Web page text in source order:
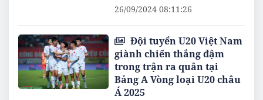
26/09/2024 08:11:26
Đội tuyển U20 Việt Nam
giành chiến thắng đậm
trong trận ra quân tại
Bảng A Vòng loại U20 châu
Á 2025